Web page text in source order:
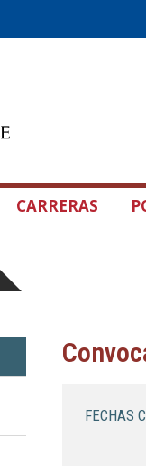
CARRERAS
FECHAS